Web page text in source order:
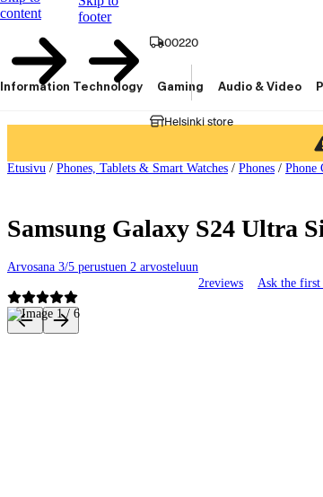
content
footer
00220
Helsinki store
Information Technology Gaming Audio & Video
Etusivu / Phones, Tablets & Smart Watches / Phones / Phone
Samsung Galaxy S24 Ultra
Arvosana 3/5 perustuen 2 arvosteluun
2reviews Ask the first
Product images and videos